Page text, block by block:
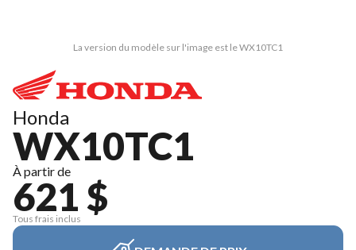
La version du modèle sur l'image est le WX10TC1
Honda
WX10TC1
À partir de
621 $
Tous frais inclus